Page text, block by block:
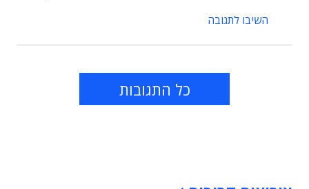
השיבו לתגובה
כל התגובות